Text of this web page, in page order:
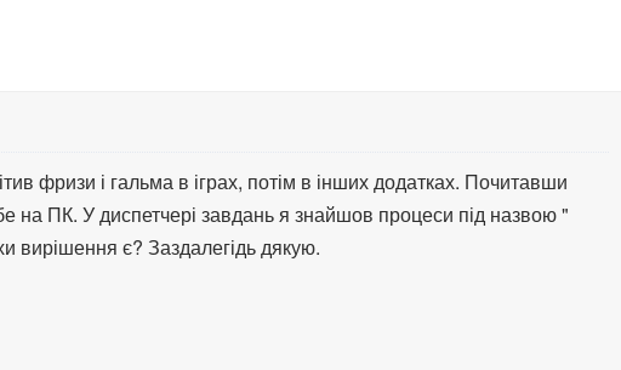
фризи і гальма в іграх, потім в інших додатках. Почитавши
на ПК. У диспетчері завдань я знайшов процеси під назвою "
вирішення є? Заздалегідь дякую.